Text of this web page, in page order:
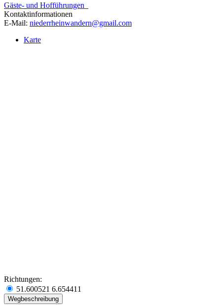
Gäste- und Hofführungen
Kontaktinformationen
E-Mail: niederrheinwandern@gmail.com
Karte
Richtungen:
51.600521 6.654411